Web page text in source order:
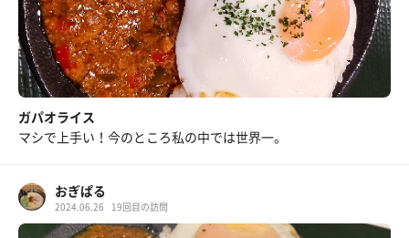
ガパオライス
マシで上手い！今のところ私の中では世界一。
おぎぱる
2024.06.26 19回目の訪問